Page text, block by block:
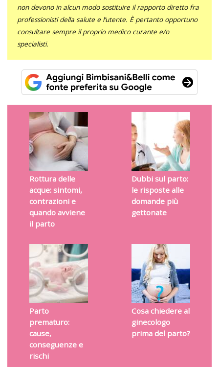
non devono in alcun modo sostituire il rapporto diretto fra
professionisti della salute e l’utente. È pertanto opportuno
consultare sempre il proprio medico curante e/o
specialisti.
Rottura delle
acque: sintomi,
contrazioni e
quando avviene
il parto
Dubbi sul parto:
le risposte alle
domande più
gettonate
Parto
prematuro:
cause,
conseguenze e
rischi
Cosa chiedere al
ginecologo
prima del parto?